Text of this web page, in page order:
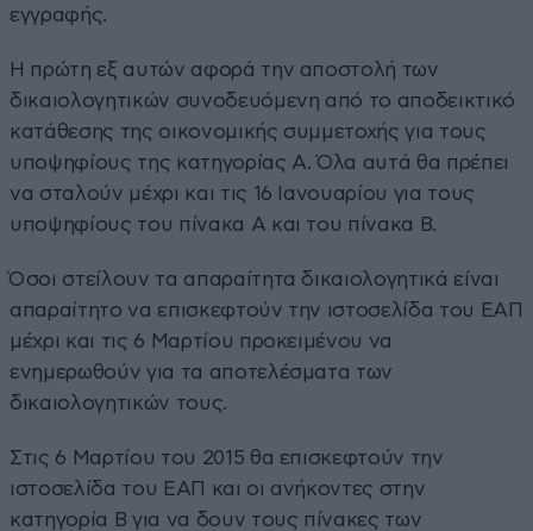
εγγραφής.
Η πρώτη εξ αυτών αφορά την αποστολή των
δικαιολογητικών συνοδευόμενη από το αποδεικτικό
κατάθεσης της οικονομικής συμμετοχής για τους
υποψηφίους της κατηγορίας Α. Όλα αυτά θα πρέπει
να σταλούν μέχρι και τις 16 Ιανουαρίου για τους
υποψηφίους του πίνακα Α και του πίνακα Β.
Όσοι στείλουν τα απαραίτητα δικαιολογητικά είναι
απαραίτητο να επισκεφτούν την ιστοσελίδα του ΕΑΠ
μέχρι και τις 6 Μαρτίου προκειμένου να
ενημερωθούν για τα αποτελέσματα των
δικαιολογητικών τους.
Στις 6 Μαρτίου του 2015 θα επισκεφτούν την
ιστοσελίδα του ΕΑΠ και οι ανήκοντες στην
κατηγορία Β για να δουν τους πίνακες των